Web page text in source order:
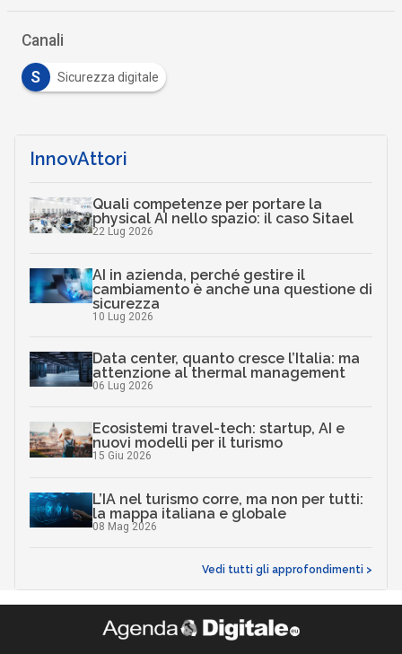
Canali
S Sicurezza digitale
InnovAttori
Quali competenze per portare la
physical AI nello spazio: il caso Sitael
22 Lug 2026
AI in azienda, perché gestire il
cambiamento è anche una questione di
sicurezza
10 Lug 2026
Data center, quanto cresce l’Italia: ma
attenzione al thermal management
06 Lug 2026
Ecosistemi travel-tech: startup, AI e
nuovi modelli per il turismo
15 Giu 2026
L’IA nel turismo corre, ma non per tutti:
la mappa italiana e globale
08 Mag 2026
Vedi tutti gli approfondimenti >